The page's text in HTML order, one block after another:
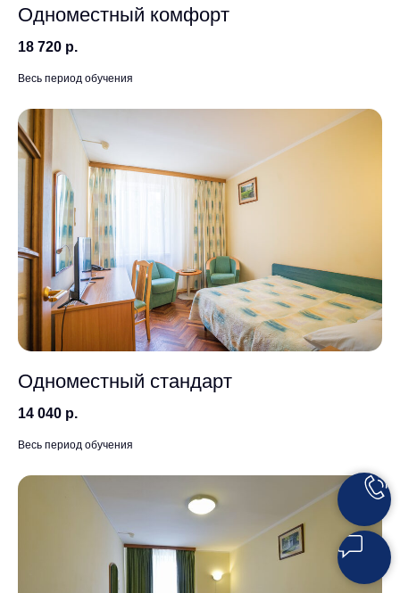
Одноместный комфорт
18 720 р.
Весь период обучения
Одноместный стандарт
14 040 р.
Весь период обучения